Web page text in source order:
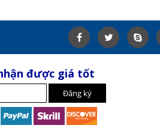
được giá tốt